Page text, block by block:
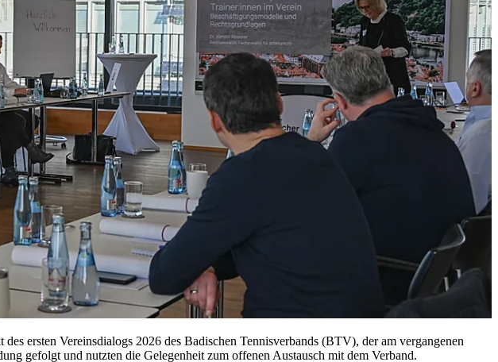
ersten Vereinsdialogs 2026 des Badischen Tennisverbands (BTV), der am vergangenen
gefolgt und nutzten die Gelegenheit zum offenen Austausch mit dem Verband.